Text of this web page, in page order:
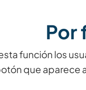
Por
función los
que aparece